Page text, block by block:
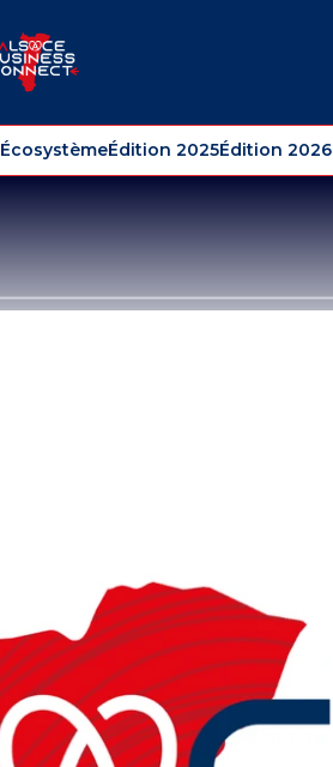
ÉcosystèmeÉdition 2025Édition 2026